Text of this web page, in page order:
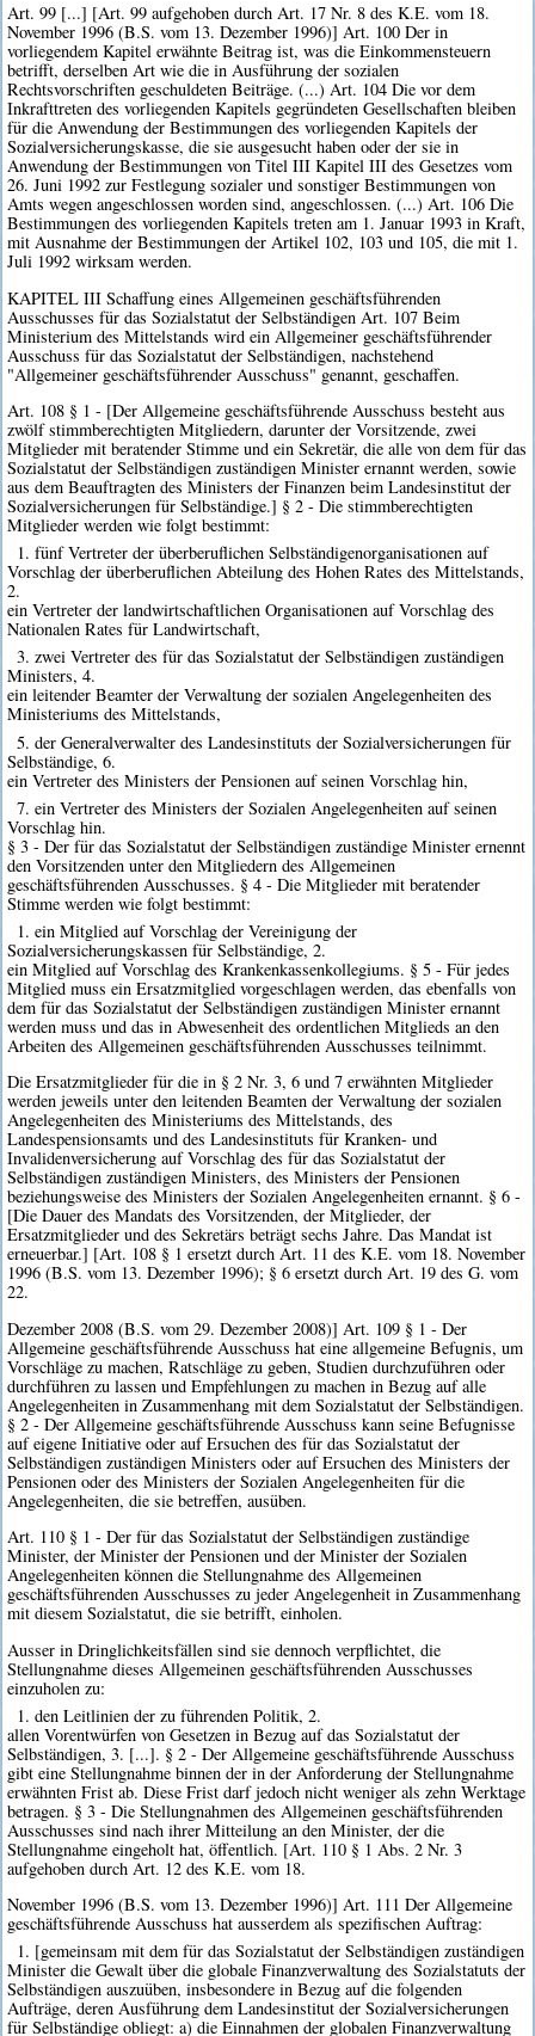
Art. 99 [...] [Art. 99 aufgehoben durch Art. 17 Nr. 8 des K.E. vom 18.
November 1996 (B.S. vom 13. Dezember 1996)] Art. 100 Der in
vorliegendem Kapitel erwähnte Beitrag ist, was die Einkommensteuern
betrifft, derselben Art wie die in Ausführung der sozialen
Rechtsvorschriften geschuldeten Beiträge. (...) Art. 104 Die vor dem
Inkrafttreten des vorliegenden Kapitels gegründeten Gesellschaften bleiben
für die Anwendung der Bestimmungen des vorliegenden Kapitels der
Sozialversicherungskasse, die sie ausgesucht haben oder der sie in
Anwendung der Bestimmungen von Titel III Kapitel III des Gesetzes vom
26. Juni 1992 zur Festlegung sozialer und sonstiger Bestimmungen von
Amts wegen angeschlossen worden sind, angeschlossen. (...) Art. 106 Die
Bestimmungen des vorliegenden Kapitels treten am 1. Januar 1993 in Kraft,
mit Ausnahme der Bestimmungen der Artikel 102, 103 und 105, die mit 1.
Juli 1992 wirksam werden.
KAPITEL III Schaffung eines Allgemeinen geschäftsführenden
Ausschusses für das Sozialstatut der Selbständigen Art. 107 Beim
Ministerium des Mittelstands wird ein Allgemeiner geschäftsführender
Ausschuss für das Sozialstatut der Selbständigen, nachstehend
"Allgemeiner geschäftsführender Ausschuss" genannt, geschaffen.
Art. 108 § 1 - [Der Allgemeine geschäftsführende Ausschuss besteht aus
zwölf stimmberechtigten Mitgliedern, darunter der Vorsitzende, zwei
Mitglieder mit beratender Stimme und ein Sekretär, die alle von dem für das
Sozialstatut der Selbständigen zuständigen Minister ernannt werden, sowie
aus dem Beauftragten des Ministers der Finanzen beim Landesinstitut der
Sozialversicherungen für Selbständige.] § 2 - Die stimmberechtigten
Mitglieder werden wie folgt bestimmt:
1. fünf Vertreter der überberuflichen Selbständigenorganisationen auf
Vorschlag der überberuflichen Abteilung des Hohen Rates des Mittelstands,
2.
ein Vertreter der landwirtschaftlichen Organisationen auf Vorschlag des
Nationalen Rates für Landwirtschaft,
3. zwei Vertreter des für das Sozialstatut der Selbständigen zuständigen
Ministers, 4.
ein leitender Beamter der Verwaltung der sozialen Angelegenheiten des
Ministeriums des Mittelstands,
5. der Generalverwalter des Landesinstituts der Sozialversicherungen für
Selbständige, 6.
ein Vertreter des Ministers der Pensionen auf seinen Vorschlag hin,
7. ein Vertreter des Ministers der Sozialen Angelegenheiten auf seinen
Vorschlag hin.
§ 3 - Der für das Sozialstatut der Selbständigen zuständige Minister ernennt
den Vorsitzenden unter den Mitgliedern des Allgemeinen
geschäftsführenden Ausschusses. § 4 - Die Mitglieder mit beratender
Stimme werden wie folgt bestimmt:
1. ein Mitglied auf Vorschlag der Vereinigung der
Sozialversicherungskassen für Selbständige, 2.
ein Mitglied auf Vorschlag des Krankenkassenkollegiums. § 5 - Für jedes
Mitglied muss ein Ersatzmitglied vorgeschlagen werden, das ebenfalls von
dem für das Sozialstatut der Selbständigen zuständigen Minister ernannt
werden muss und das in Abwesenheit des ordentlichen Mitglieds an den
Arbeiten des Allgemeinen geschäftsführenden Ausschusses teilnimmt.
Die Ersatzmitglieder für die in § 2 Nr. 3, 6 und 7 erwähnten Mitglieder
werden jeweils unter den leitenden Beamten der Verwaltung der sozialen
Angelegenheiten des Ministeriums des Mittelstands, des
Landespensionsamts und des Landesinstituts für Kranken- und
Invalidenversicherung auf Vorschlag des für das Sozialstatut der
Selbständigen zuständigen Ministers, des Ministers der Pensionen
beziehungsweise des Ministers der Sozialen Angelegenheiten ernannt. § 6 -
[Die Dauer des Mandats des Vorsitzenden, der Mitglieder, der
Ersatzmitglieder und des Sekretärs beträgt sechs Jahre. Das Mandat ist
erneuerbar.] [Art. 108 § 1 ersetzt durch Art. 11 des K.E. vom 18. November
1996 (B.S. vom 13. Dezember 1996); § 6 ersetzt durch Art. 19 des G. vom
22.
Dezember 2008 (B.S. vom 29. Dezember 2008)] Art. 109 § 1 - Der
Allgemeine geschäftsführende Ausschuss hat eine allgemeine Befugnis, um
Vorschläge zu machen, Ratschläge zu geben, Studien durchzuführen oder
durchführen zu lassen und Empfehlungen zu machen in Bezug auf alle
Angelegenheiten in Zusammenhang mit dem Sozialstatut der Selbständigen.
§ 2 - Der Allgemeine geschäftsführende Ausschuss kann seine Befugnisse
auf eigene Initiative oder auf Ersuchen des für das Sozialstatut der
Selbständigen zuständigen Ministers oder auf Ersuchen des Ministers der
Pensionen oder des Ministers der Sozialen Angelegenheiten für die
Angelegenheiten, die sie betreffen, ausüben.
Art. 110 § 1 - Der für das Sozialstatut der Selbständigen zuständige
Minister, der Minister der Pensionen und der Minister der Sozialen
Angelegenheiten können die Stellungnahme des Allgemeinen
geschäftsführenden Ausschusses zu jeder Angelegenheit in Zusammenhang
mit diesem Sozialstatut, die sie betrifft, einholen.
Ausser in Dringlichkeitsfällen sind sie dennoch verpflichtet, die
Stellungnahme dieses Allgemeinen geschäftsführenden Ausschusses
einzuholen zu:
1. den Leitlinien der zu führenden Politik, 2.
allen Vorentwürfen von Gesetzen in Bezug auf das Sozialstatut der
Selbständigen, 3. [...]. § 2 - Der Allgemeine geschäftsführende Ausschuss
gibt eine Stellungnahme binnen der in der Anforderung der Stellungnahme
erwähnten Frist ab. Diese Frist darf jedoch nicht weniger als zehn Werktage
betragen. § 3 - Die Stellungnahmen des Allgemeinen geschäftsführenden
Ausschusses sind nach ihrer Mitteilung an den Minister, der die
Stellungnahme eingeholt hat, öffentlich. [Art. 110 § 1 Abs. 2 Nr. 3
aufgehoben durch Art. 12 des K.E. vom 18.
November 1996 (B.S. vom 13. Dezember 1996)] Art. 111 Der Allgemeine
geschäftsführende Ausschuss hat ausserdem als spezifischen Auftrag:
1. [gemeinsam mit dem für das Sozialstatut der Selbständigen zuständigen
Minister die Gewalt über die globale Finanzverwaltung des Sozialstatuts der
Selbständigen auszuüben, insbesondere in Bezug auf die folgenden
Aufträge, deren Ausführung dem Landesinstitut der Sozialversicherungen
für Selbständige obliegt: a) die Einnahmen der globalen Finanzverwaltung